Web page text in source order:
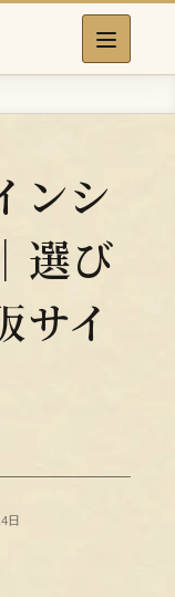
ンシ
選び
サイ
日